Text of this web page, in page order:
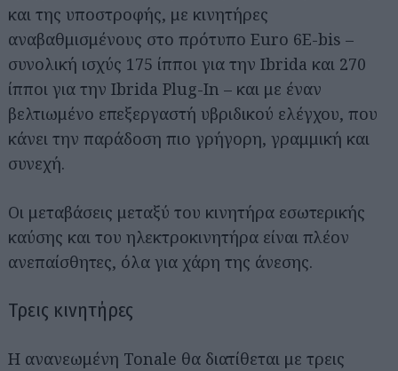
και της υποστροφής, με κινητήρες
αναβαθμισμένους στο πρότυπο Euro 6E-bis –
συνολική ισχύς 175 ίπποι για την Ibrida και 270
ίπποι για την Ibrida Plug-In – και με έναν
βελτιωμένο επεξεργαστή υβριδικού ελέγχου, που
κάνει την παράδοση πιο γρήγορη, γραμμική και
συνεχή.
Οι μεταβάσεις μεταξύ του κινητήρα εσωτερικής
καύσης και του ηλεκτροκινητήρα είναι πλέον
ανεπαίσθητες, όλα για χάρη της άνεσης.
Τρεις κινητήρες
Η ανανεωμένη Tonale θα διατίθεται με τρεις